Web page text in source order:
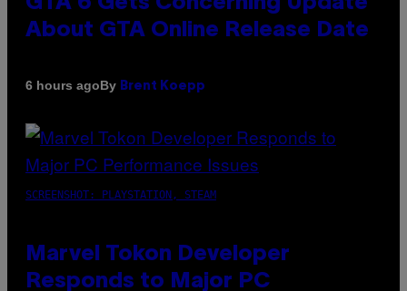
About GTA Online Release Date
6 hours agoBy Brent Koepp
SCREENSHOT: PLAYSTATION, STEAM
Marvel Tokon Developer
Responds to Major PC